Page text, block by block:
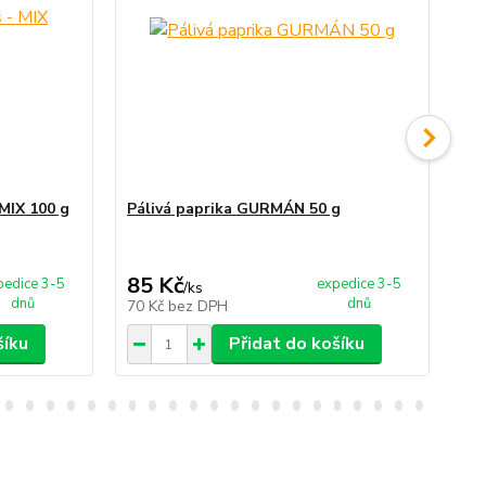
100 g
3-5
dnů
Pálivá paprika GURMÁN 50 g
85 Kč/ks
70 Kč bez DPH
expedice 3-5
dnů
Přidat do košíku